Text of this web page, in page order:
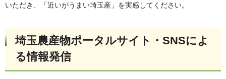
いただき、「近いがうまい埼玉産」を実感してください。
埼玉農産物ポータルサイト・SNSによ
る情報発信